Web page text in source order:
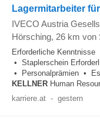
Lagermitarbeiter
IVECO Austria
Hörsching, 26 km von
Erforderliche
• Staplerschein
• Personalprämien •
KELLNER Human
karriere.at - gestern